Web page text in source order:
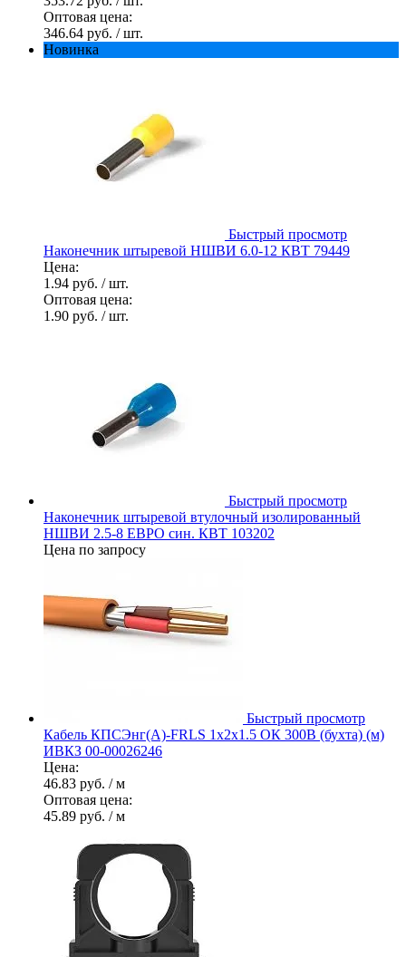
Оптовая цена:
346.64 руб. / шт.
Новинка
Быстрый просмотр
Наконечник штыревой НШВИ 6.0-12 КВТ 79449
Цена:
1.94 руб. / шт.
Оптовая цена:
1.90 руб. / шт.
Быстрый просмотр
Наконечник штыревой втулочный изолированный
НШВИ 2.5-8 ЕВРО син. КВТ 103202
Цена по запросу
Быстрый просмотр
Кабель КПСЭнг(А)-FRLS 1х2х1.5 ОК 300В (бухта) (м)
ИВКЗ 00-00026246
Цена:
46.83 руб. / м
Оптовая цена:
45.89 руб. / м